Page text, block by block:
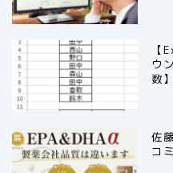
【
ウ
数】
佐
コ